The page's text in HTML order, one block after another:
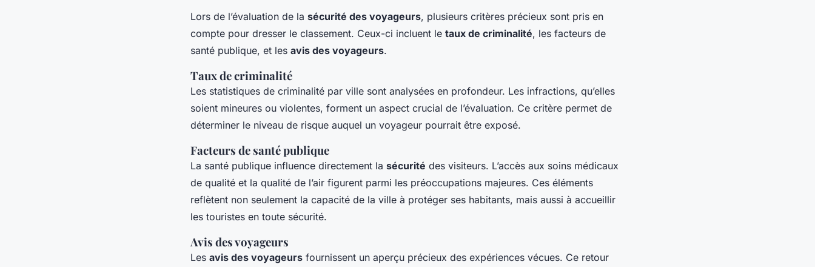
Lors de l’évaluation de la sécurité des voyageurs, plusieurs critères précieux sont pris en
compte pour dresser le classement. Ceux-ci incluent le taux de criminalité, les facteurs de
santé publique, et les avis des voyageurs.
Taux de criminalité
Les statistiques de criminalité par ville sont analysées en profondeur. Les infractions, qu’elles
soient mineures ou violentes, forment un aspect crucial de l’évaluation. Ce critère permet de
déterminer le niveau de risque auquel un voyageur pourrait être exposé.
Facteurs de santé publique
La santé publique influence directement la sécurité des visiteurs. L’accès aux soins médicaux
de qualité et la qualité de l’air figurent parmi les préoccupations majeures. Ces éléments
reflètent non seulement la capacité de la ville à protéger ses habitants, mais aussi à accueillir
les touristes en toute sécurité.
Avis des voyageurs
Les avis des voyageurs fournissent un aperçu précieux des expériences vécues. Ce retour